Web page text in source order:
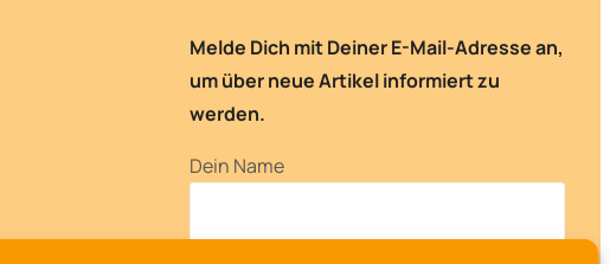
Melde Dich mit Deiner E-Mail-Adresse an,
um über neue Artikel informiert zu
werden.
Dein Name